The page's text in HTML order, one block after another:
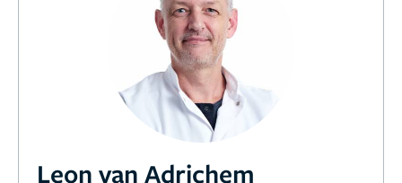
Leon van Adrichem